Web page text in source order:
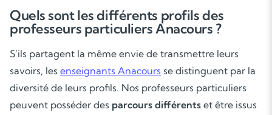
Quels sont les différents profils des
professeurs particuliers Anacours ?
S’ils partagent la même envie de transmettre leurs
savoirs, les enseignants Anacours se distinguent par la
diversité de leurs profils. Nos professeurs particuliers
peuvent posséder des parcours différents et être issus